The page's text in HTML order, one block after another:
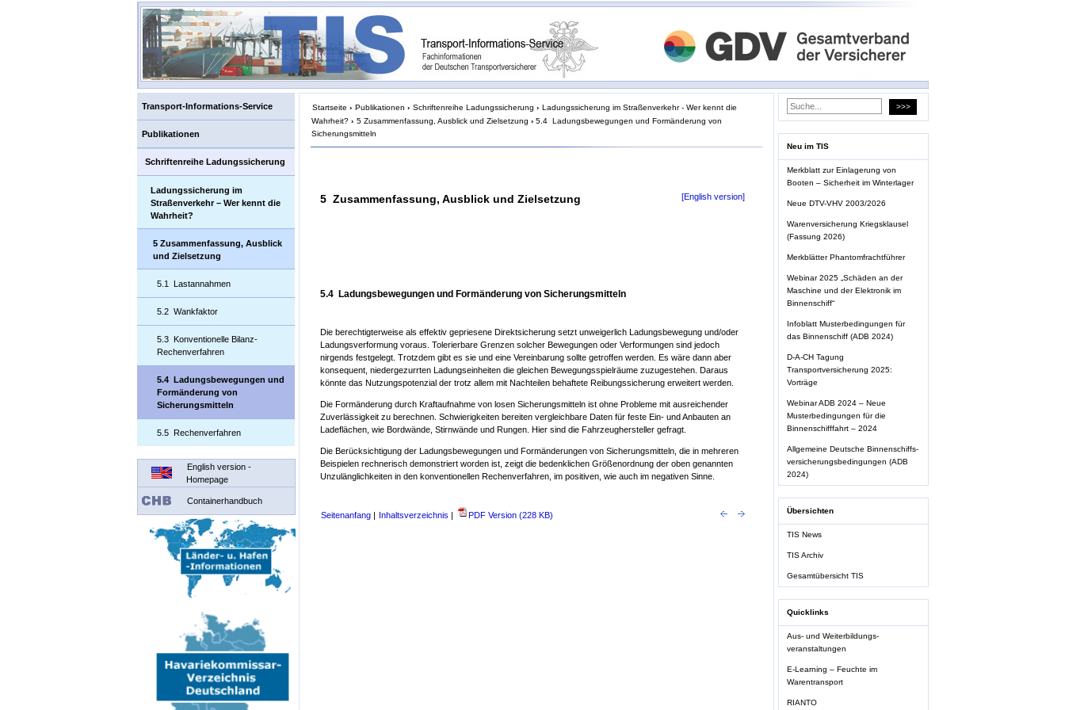
Transport-Informations-Service
Publikationen
Schriftenreihe Ladungssicherung
Ladungssicherung im
Straßenverkehr – Wer kennt die
Wahrheit?
5 Zusammenfassung, Ausblick
und Zielsetzung
5.1 Lastannahmen
5.2 Wankfaktor
5.3 Konventionelle Bilanz-
Rechenverfahren
5.4 Ladungsbewegungen und
Formänderung von
Sicherungsmitteln
5.5 Rechenverfahren
English version -
Homepage
Containerhandbuch
Startseite › Publikationen › Schriftenreihe Ladungssicherung › Ladungssicherung im Straßenverkehr - Wer kennt die
Wahrheit? › 5 Zusammenfassung, Ausblick und Zielsetzung › 5.4 Ladungsbewegungen und Formänderung von
Sicherungsmitteln
5 Zusammenfassung, Ausblick und Zielsetzung [English version]
5.4 Ladungsbewegungen und Formänderung von Sicherungsmitteln
Die berechtigterweise als effektiv gepriesene Direktsicherung setzt unweigerlich Ladungsbewegung und/oder
Ladungsverformung voraus. Tolerierbare Grenzen solcher Bewegungen oder Verformungen sind jedoch
nirgends festgelegt. Trotzdem gibt es sie und eine Vereinbarung sollte getroffen werden. Es wäre dann aber
konsequent, niedergezurrten Ladungseinheiten die gleichen Bewegungsspielräume zuzugestehen. Daraus
könnte das Nutzungspotenzial der trotz allem mit Nachteilen behaftete Reibungssicherung erweitert werden.
Die Formänderung durch Kraftaufnahme von losen Sicherungsmitteln ist ohne Probleme mit ausreichender
Zuverlässigkeit zu berechnen. Schwierigkeiten bereiten vergleichbare Daten für feste Ein- und Anbauten an
Ladeflächen, wie Bordwände, Stirnwände und Rungen. Hier sind die Fahrzeughersteller gefragt.
Die Berücksichtigung der Ladungsbewegungen und Formänderungen von Sicherungsmitteln, die in mehreren
Beispielen rechnerisch demonstriert worden ist, zeigt die bedenklichen Größenordnung der oben genannten
Unzulänglichkeiten in den konventionellen Rechenverfahren, im positiven, wie auch im negativen Sinne.
Seitenanfang Inhaltsverzeichnis PDF Version (228 KB)
Neu im TIS
Merkblatt zur Einlagerung von
Booten – Sicherheit im Winterlager
Neue DTV-VHV 2003/2026
Warenversicherung Kriegsklausel
(Fassung 2026)
Merkblätter Phantomfrachtführer
Webinar 2025 „Schäden an der
Maschine und der Elektronik im
Binnenschiff“
Infoblatt Musterbedingungen für
das Binnenschiff (ADB 2024)
D-A-CH Tagung
Transportversicherung 2025:
Vorträge
Webinar ADB 2024 – Neue
Musterbedingungen für die
Binnenschifffahrt – 2024
Allgemeine Deutsche Binnenschiffs-
versicherungsbedingungen (ADB
2024)
Übersichten
TIS News
TIS Archiv
Gesamtübersicht TIS
Quicklinks
Aus- und Weiterbildungs-
veranstaltungen
E-Learning – Feuchte im
Warentransport
RIANTO